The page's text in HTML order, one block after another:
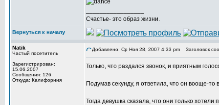
Счастье- это образ жизни.
Вернуться к началу
Natik
Частый посетитель
Зарегистрирован:
15.06.2007
Сообщения: 126
Откуда: Калифорния
Добавлено: Ср Ноя 28, 2007 4:33 pm Заголовок
Только, что раздался звонок, и приятным
Подумав секунду, я ответила, что он вооще-
Тогда девушка сказала, что они только